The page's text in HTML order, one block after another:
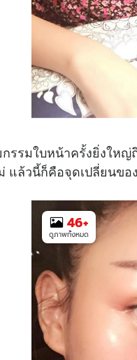
รมใบหน้าครั้งยิ่งใหญ่ถึ
แล้วนี้ก็คือจุดเปลี่ยนขอ
46+
ดูภาพทั้งหมด